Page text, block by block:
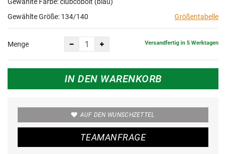
Gewählte Größe: 134/140 Größentabelle
Menge Versandfertig in 5 Werktagen
IN DEN WARENKORB
AUF DEN WUNSCHZETTEL
TEAMANFRAGE